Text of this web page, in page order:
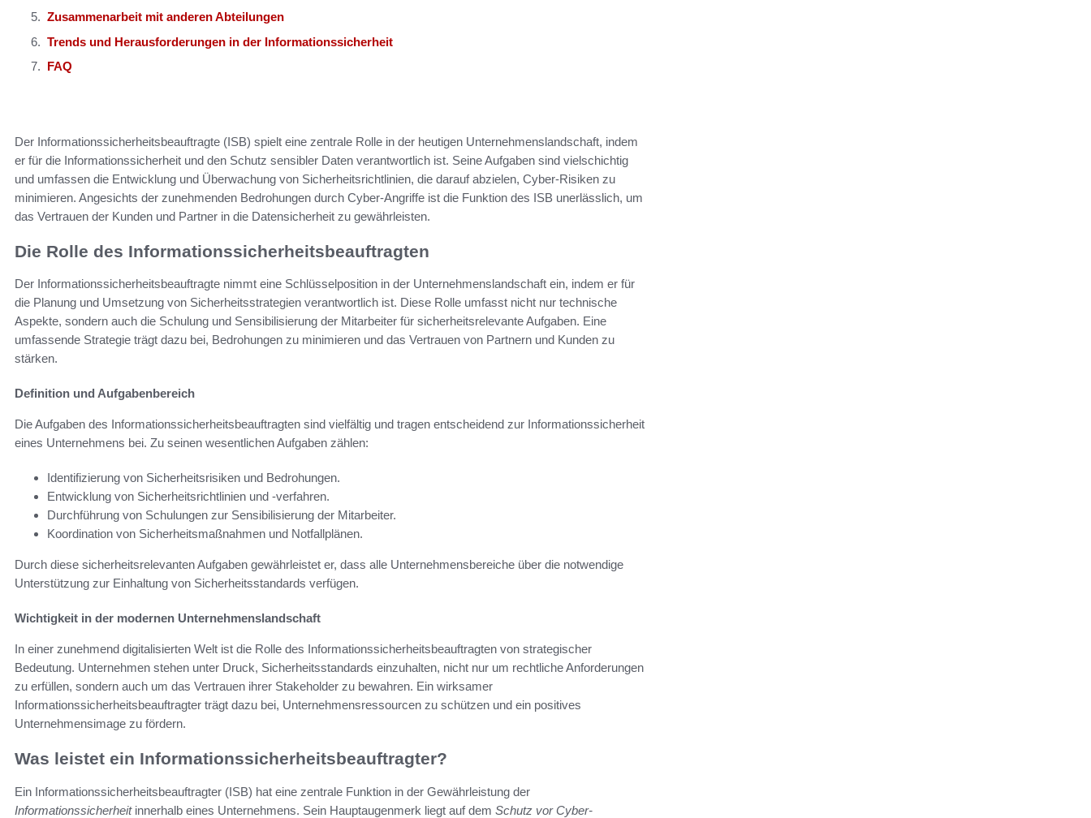
Zusammenarbeit mit anderen Abteilungen
Trends und Herausforderungen in der Informationssicherheit
FAQ
Der Informationssicherheitsbeauftragte (ISB) spielt eine zentrale Rolle in der heutigen Unternehmenslandschaft, indem
er für die Informationssicherheit und den Schutz sensibler Daten verantwortlich ist. Seine Aufgaben sind vielschichtig
und umfassen die Entwicklung und Überwachung von Sicherheitsrichtlinien, die darauf abzielen, Cyber-Risiken zu
minimieren. Angesichts der zunehmenden Bedrohungen durch Cyber-Angriffe ist die Funktion des ISB unerlässlich, um
das Vertrauen der Kunden und Partner in die Datensicherheit zu gewährleisten.
Die Rolle des Informationssicherheitsbeauftragten
Der Informationssicherheitsbeauftragte nimmt eine Schlüsselposition in der Unternehmenslandschaft ein, indem er für
die Planung und Umsetzung von Sicherheitsstrategien verantwortlich ist. Diese Rolle umfasst nicht nur technische
Aspekte, sondern auch die Schulung und Sensibilisierung der Mitarbeiter für sicherheitsrelevante Aufgaben. Eine
umfassende Strategie trägt dazu bei, Bedrohungen zu minimieren und das Vertrauen von Partnern und Kunden zu
stärken.
Definition und Aufgabenbereich
Die Aufgaben des Informationssicherheitsbeauftragten sind vielfältig und tragen entscheidend zur Informationssicherheit
eines Unternehmens bei. Zu seinen wesentlichen Aufgaben zählen:
Identifizierung von Sicherheitsrisiken und Bedrohungen.
Entwicklung von Sicherheitsrichtlinien und -verfahren.
Durchführung von Schulungen zur Sensibilisierung der Mitarbeiter.
Koordination von Sicherheitsmaßnahmen und Notfallplänen.
Durch diese sicherheitsrelevanten Aufgaben gewährleistet er, dass alle Unternehmensbereiche über die notwendige
Unterstützung zur Einhaltung von Sicherheitsstandards verfügen.
Wichtigkeit in der modernen Unternehmenslandschaft
In einer zunehmend digitalisierten Welt ist die Rolle des Informationssicherheitsbeauftragten von strategischer
Bedeutung. Unternehmen stehen unter Druck, Sicherheitsstandards einzuhalten, nicht nur um rechtliche Anforderungen
zu erfüllen, sondern auch um das Vertrauen ihrer Stakeholder zu bewahren. Ein wirksamer
Informationssicherheitsbeauftragter trägt dazu bei, Unternehmensressourcen zu schützen und ein positives
Unternehmensimage zu fördern.
Was leistet ein Informationssicherheitsbeauftragter?
Ein Informationssicherheitsbeauftragter (ISB) hat eine zentrale Funktion in der Gewährleistung der
Informationssicherheitinnerhalb eines Unternehmens. Sein Hauptaugenmerk liegt auf dem Schutz vor Cyber-